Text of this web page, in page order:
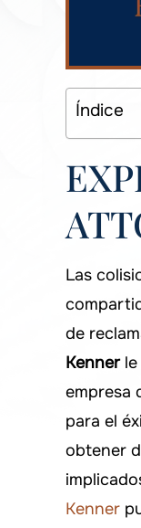
Índice
Las
de
Kennerle
empresa
para el
obtener
Kenner